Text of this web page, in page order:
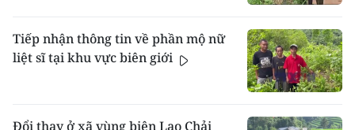
Tiếp nhận thông tin về phần mộ nữ
liệt sĩ tại khu vực biên giới
Đổi thay ở xã vùng biên Lao Chải